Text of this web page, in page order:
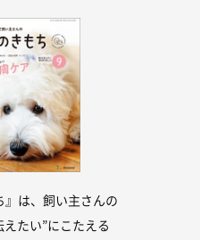
』は、飼い主さんの
えたい”にこたえる